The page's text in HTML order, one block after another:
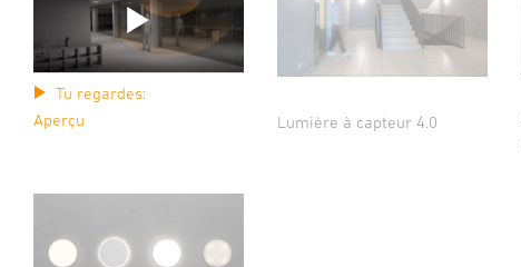
Tu regardes:
Aperçu
Lumière à capteur 4.0